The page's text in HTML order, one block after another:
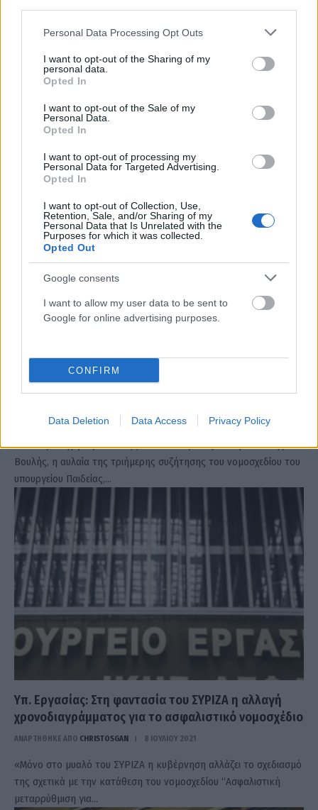
Please note that this website/app uses one or more Google
not limited to your visit or usage behaviour. You may click to
grant or deny consent to Google and its third-party tags to
use your data for below specified purposes in below Google
consent section.
Personal Data Processing Opt Outs
I want to opt-out of the Sharing of my
personal data.
Opted In
I want to opt-out of the Sale of my
Personal Data.
Opted In
I want to opt-out of processing my
Personal Data for Targeted Advertising.
Opted In
I want to opt-out of Collection, Use,
Retention, Sale, and/or Sharing of my
Personal Data that Is Unrelated with the
Purposes for which it was collected.
Opted Out
Google consents
I want to allow my user data to be sent to
Google for online advertising purposes.
CONFIRM
Data Deletion Data Access Privacy Policy
Με ψήφους της ΝΔ πέρασε το νομοσχέδιο «Γιατρός
ΑΝΑΡΤΗΘΗΚΕ ΑΠΟΕΛΕΑΝΑ ΖΑΜΠΑΡΑ 11 ΜΑΪ́ΟΥ 2022
λίγο κατά πλειοψηφία το νομοσχέδιο του υπουργείου υγείας…
Ξεκίνησε η τριήμερη συζήτηση του νομοσχεδίου για
το νέο σχολείο στη Βουλή
ΑΝΑΡΤΗΘΗΚΕ ΑΠΟCHRISTOSGAN 26 ΙΟΥΛΊΟΥ 2021
Με τους εισηγητές των κομμάτων άνοιξε στην Ολομέλεια της
Βουλής, η αυλαία της τριήμερης συζήτησης του νομοσχεδίου του
υπουργείου Παιδείας,…
Υπ. Εργασίας: Στη φαντασία του ΣΥΡΙΖΑ η αλλαγή
χρονοδιαγράμματος για το ασφαλιστικό νομοσχέδιο
ΑΝΑΡΤΗΘΗΚΕ ΑΠΟ CHRISTOSGAN 8 ΙΟΥΛΊΟΥ 2021
«Μόνο στο μυαλό του ΣΥΡΙΖΑ η κυβέρνηση αλλάζει το σχεδιασμό
της σχετικά με την κατάθεση του νομοσχεδίου “Ασφαλιστική
μεταρρύθμιση για…